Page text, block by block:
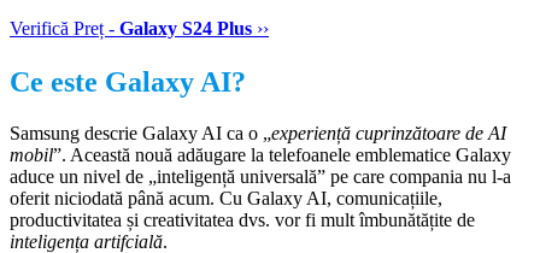
Verifică Preț - Galaxy S24 Plus ››
Ce este Galaxy AI?
Samsung descrie Galaxy AI ca o „experiență cuprinzătoare de AI
mobil”. Această nouă adăugare la telefoanele emblematice Galaxy
aduce un nivel de „inteligență universală” pe care compania nu l-a
oferit niciodată până acum. Cu Galaxy AI, comunicațiile,
productivitatea și creativitatea dvs. vor fi mult îmbunătățite de
inteligența artifcială.